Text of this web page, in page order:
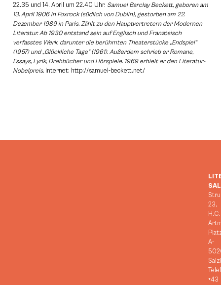
22.35 und 14. April um 22.40 Uhr. Samuel Barclay Beckett, geboren am
13. April 1906 in Foxrock (südlich von Dublin), gestorben am 22.
Dezember 1989 in Paris. Zählt zu den Hauptvertretern der Modernen
Literatur. Ab 1930 entstand sein auf Englisch und Französisch
verfasstes Werk, darunter die berühmten Theaterstücke „Endspiel“
(1957) und „Glückliche Tage“ (1961). Außerdem schrieb er Romane,
Essays, Lyrik, Drehbücher und Hörspiele. 1969 erhielt er den Literatur-
Nobelpreis. Internet: http://samuel-beckett.net/
23,
H.C.
A-
+43